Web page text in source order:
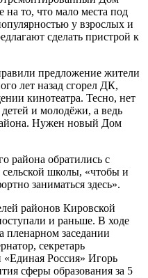
то, что мало места под
у взрослых и
сделать пристрой к
предложение жители
лет назад сгорел ДК,
кинотеатра. Тесно, нет
и молодёжи, а ведь
Нужен новый Дом
района обратились с
школы, «чтобы и
заниматься здесь».
районов Кировской
и раньше. В ходе
пленарном заседании
секретарь
«Единая Россия» Игорь
сферы образования за 5